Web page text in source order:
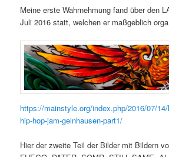
Meine erste Wahrnehmung fand über den
Juli 2016 statt, welchen er maßgeblich
https://mainstyle.org/index.php/2016/07/
hip-hop-jam-gelnhausen-part1/
Hier der zweite Teil der Bilder mit Bildern